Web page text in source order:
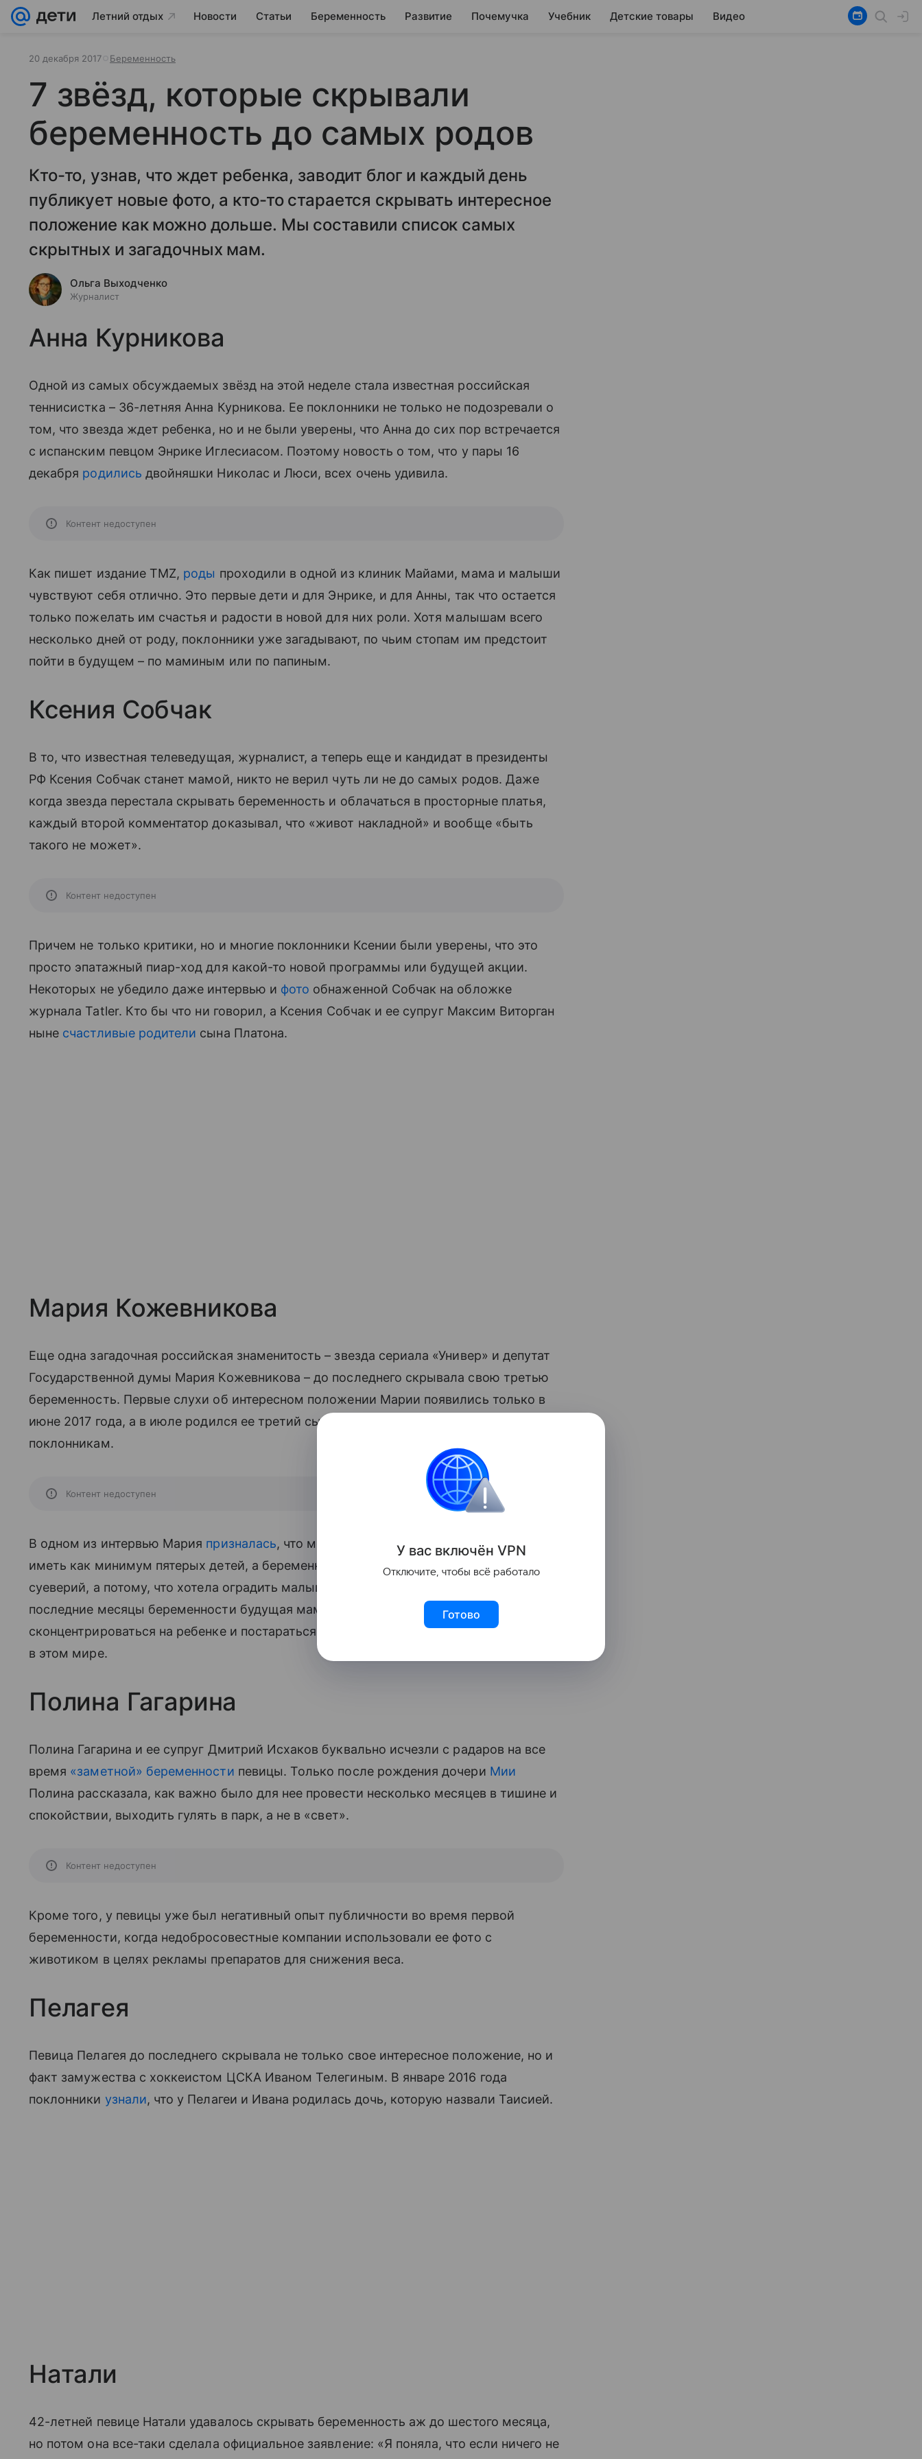
Летний отдых Новости Статьи Беременность Развитие Почемучка Учебник Детские товары Видео
20 декабря 2017 Беременность
7 звёзд, которые скрывали
беременность до самых родов
Кто-то, узнав, что ждет ребенка, заводит блог и каждый день
публикует новые фото, а кто-то старается скрывать интересное
положение как можно дольше. Мы составили список самых
скрытных и загадочных мам.
Ольга Выходченко
Журналист
Анна Курникова
Одной из самых обсуждаемых звёзд на этой неделе стала известная российская
теннисистка – 36-летняя Анна Курникова. Ее поклонники не только не подозревали о
том, что звезда ждет ребенка, но и не были уверены, что Анна до сих пор встречается
с испанским певцом Энрике Иглесиасом. Поэтому новость о том, что у пары 16
декабря родились двойняшки Николас и Люси, всех очень удивила.
Контент недоступен
Как пишет издание TMZ, роды проходили в одной из клиник Майами, мама и малыши
чувствуют себя отлично. Это первые дети и для Энрике, и для Анны, так что остается
только пожелать им счастья и радости в новой для них роли. Хотя малышам всего
несколько дней от роду, поклонники уже загадывают, по чьим стопам им предстоит
пойти в будущем – по маминым или по папиным.
Ксения Собчак
В то, что известная телеведущая, журналист, а теперь еще и кандидат в президенты
РФ Ксения Собчак станет мамой, никто не верил чуть ли не до самых родов. Даже
когда звезда перестала скрывать беременность и облачаться в просторные платья,
каждый второй комментатор доказывал, что «живот накладной» и вообще «быть
такого не может».
Контент недоступен
Причем не только критики, но и многие поклонники Ксении были уверены, что это
просто эпатажный пиар-ход для какой-то новой программы или будущей акции.
Некоторых не убедило даже интервью и фото обнаженной Собчак на обложке
журнала Tatler. Кто бы что ни говорил, а Ксения Собчак и ее супруг Максим Виторган
ныне счастливые родители сына Платона.
Мария Кожевникова
Еще одна загадочная российская знаменитость – звезда сериала «Универ» и депутат
Государственной думы Мария Кожевникова – до последнего скрывала свою третью
беременность. Первые слухи об интересном положении Марии появились только в
июне 2017 года, а в июле родился ее третий сын,
поклонникам.
Контент недоступен
В одном из интервью Мария призналась, что мечтает о большой семье и хотела бы
иметь как минимум пятерых детей, а беременность скрывала вовсе не из-за
суеверий, а потому, что хотела оградить малыша от негатива. Мария считает, что в
последние месяцы беременности будущая мама должна полностью
сконцентрироваться на ребенке и постараться показать, как сильно его любят и ждут
в этом мире.
Полина Гагарина
Полина Гагарина и ее супруг Дмитрий Исхаков буквально исчезли с радаров на все
время «заметной» беременности певицы. Только после рождения дочери Мии
Полина рассказала, как важно было для нее провести несколько месяцев в тишине и
спокойствии, выходить гулять в парк, а не в «свет».
Контент недоступен
Кроме того, у певицы уже был негативный опыт публичности во время первой
беременности, когда недобросовестные компании использовали ее фото с
животиком в целях рекламы препаратов для снижения веса.
Пелагея
Певица Пелагея до последнего скрывала не только свое интересное положение, но и
факт замужества с хоккеистом ЦСКА Иваном Телегиным. В январе 2016 года
поклонники узнали, что у Пелагеи и Ивана родилась дочь, которую назвали Таисией.
Натали
42-летней певице Натали удавалось скрывать беременность аж до шестого месяца,
но потом она все-таки сделала официальное заявление: «Я поняла, что если ничего не
У вас включён VPN
Отключите, чтобы всё работало
Готово